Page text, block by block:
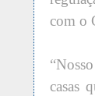
com o
casas